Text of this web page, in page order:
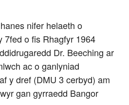
nifer helaeth o
7fed o fis Rhagfyr 1964
Dr. Beeching ar
ac o ganlyniad
y dref (DMU 3 cerbyd) am
gan gyrraedd Bangor